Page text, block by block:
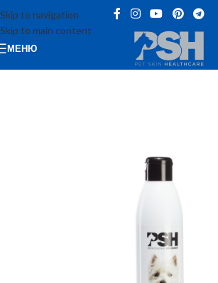
Skip to navigation
Skip to main content
МЕНЮ